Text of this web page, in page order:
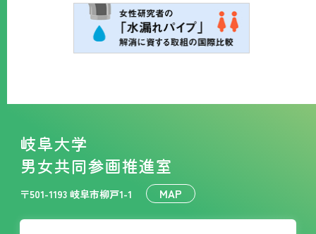
岐阜大学
男女共同参画推進室
〒501-1193 岐阜市柳戸1-1 MAP